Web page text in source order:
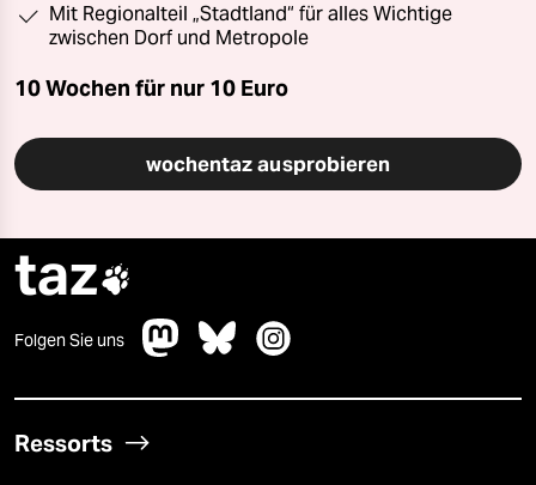
Mit Regionalteil „Stadtland“ für alles Wichtige
zwischen Dorf und Metropole
10 Wochen für nur 10 Euro
wochentaz ausprobieren
taz
Folgen Sie uns
Ressorts